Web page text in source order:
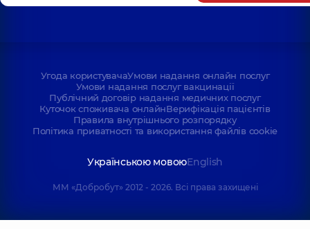
Угода користувачаУмови надання онлайн послуг
Умови надання послуг вакцинації
Публічний договір надання медичних послуг
Куточок споживача онлайнВерифікація пацієнтів
Правила внутрішнього розпорядку
Політика приватності та використання файлів cookie
Українською мовоюEnglish
ММ «Добробут» 2012 - 2026. Всі права захищені